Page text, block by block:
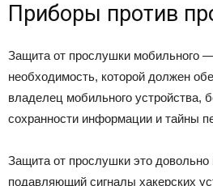
Приборы против
Защита от прослушки мобильного
необходимость, которой должен
владелец мобильного устройства,
сохранности информации и тайны
Защита от прослушки это довольно
подавляющий сигналы хакерских